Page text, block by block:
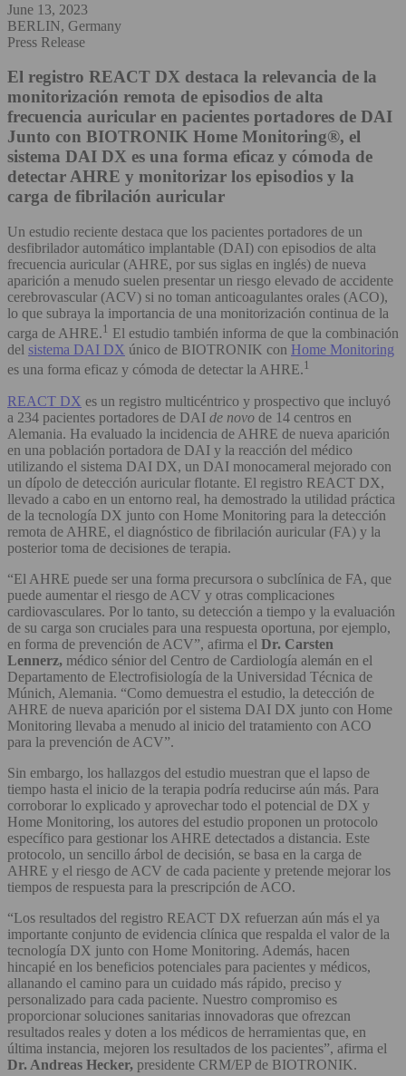
June 13, 2023
BERLIN, Germany
Press Release
El registro REACT DX destaca la relevancia de la
monitorización remota de episodios de alta
frecuencia auricular en pacientes portadores de DAI
Junto con BIOTRONIK Home Monitoring®, el
sistema DAI DX es una forma eficaz y cómoda de
detectar AHRE y monitorizar los episodios y la
carga de fibrilación auricular
Un estudio reciente destaca que los pacientes portadores de un
desfibrilador automático implantable (DAI) con episodios de alta
frecuencia auricular (AHRE, por sus siglas en inglés) de nueva
aparición a menudo suelen presentar un riesgo elevado de accidente
cerebrovascular (ACV) si no toman anticoagulantes orales (ACO),
lo que subraya la importancia de una monitorización continua de la
carga de AHRE.1 El estudio también informa de que la combinación
del sistema DAI DX único de BIOTRONIK con Home Monitoring
es una forma eficaz y cómoda de detectar la AHRE.1
REACT DX es un registro multicéntrico y prospectivo que incluyó
a 234 pacientes portadores de DAI de novo de 14 centros en
Alemania. Ha evaluado la incidencia de AHRE de nueva aparición
en una población portadora de DAI y la reacción del médico
utilizando el sistema DAI DX, un DAI monocameral mejorado con
un dípolo de detección auricular flotante. El registro REACT DX,
llevado a cabo en un entorno real, ha demostrado la utilidad práctica
de la tecnología DX junto con Home Monitoring para la detección
remota de AHRE, el diagnóstico de fibrilación auricular (FA) y la
posterior toma de decisiones de terapia.
“El AHRE puede ser una forma precursora o subclínica de FA, que
puede aumentar el riesgo de ACV y otras complicaciones
cardiovasculares. Por lo tanto, su detección a tiempo y la evaluación
de su carga son cruciales para una respuesta oportuna, por ejemplo,
en forma de prevención de ACV”, afirma el Dr. Carsten
Lennerz, médico sénior del Centro de Cardiología alemán en el
Departamento de Electrofisiología de la Universidad Técnica de
Múnich, Alemania. “Como demuestra el estudio, la detección de
AHRE de nueva aparición por el sistema DAI DX junto con Home
Monitoring llevaba a menudo al inicio del tratamiento con ACO
para la prevención de ACV”.
Sin embargo, los hallazgos del estudio muestran que el lapso de
tiempo hasta el inicio de la terapia podría reducirse aún más. Para
corroborar lo explicado y aprovechar todo el potencial de DX y
Home Monitoring, los autores del estudio proponen un protocolo
específico para gestionar los AHRE detectados a distancia. Este
protocolo, un sencillo árbol de decisión, se basa en la carga de
AHRE y el riesgo de ACV de cada paciente y pretende mejorar los
tiempos de respuesta para la prescripción de ACO.
“Los resultados del registro REACT DX refuerzan aún más el ya
importante conjunto de evidencia clínica que respalda el valor de la
tecnología DX junto con Home Monitoring. Además, hacen
hincapié en los beneficios potenciales para pacientes y médicos,
allanando el camino para un cuidado más rápido, preciso y
personalizado para cada paciente. Nuestro compromiso es
proporcionar soluciones sanitarias innovadoras que ofrezcan
resultados reales y doten a los médicos de herramientas que, en
última instancia, mejoren los resultados de los pacientes”, afirma el
Dr. Andreas Hecker, presidente CRM/EP de BIOTRONIK.